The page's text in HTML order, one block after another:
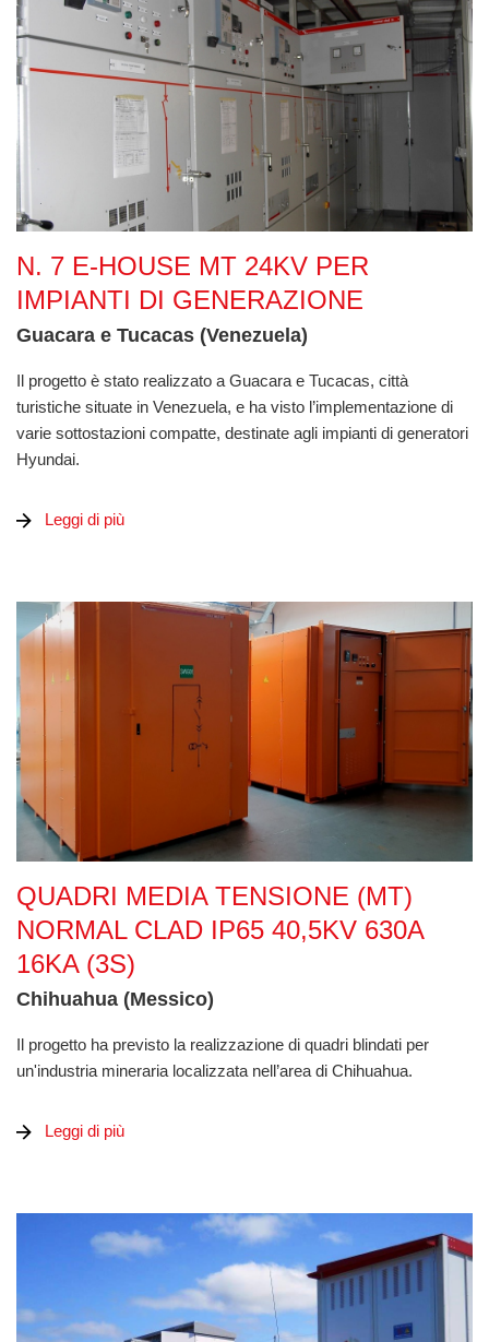
N. 7 E-HOUSE MT 24KV PER
IMPIANTI DI GENERAZIONE
Guacara e Tucacas (Venezuela)
Il progetto è stato realizzato a Guacara e Tucacas, città
turistiche situate in Venezuela, e ha visto l’implementazione di
varie sottostazioni compatte, destinate agli impianti di generatori
Hyundai.
Leggi di più
QUADRI MEDIA TENSIONE (MT)
NORMAL CLAD IP65 40,5KV 630A
16KA (3S)
Chihuahua (Messico)
Il progetto ha previsto la realizzazione di quadri blindati per
un'industria mineraria localizzata nell’area di Chihuahua.
Leggi di più